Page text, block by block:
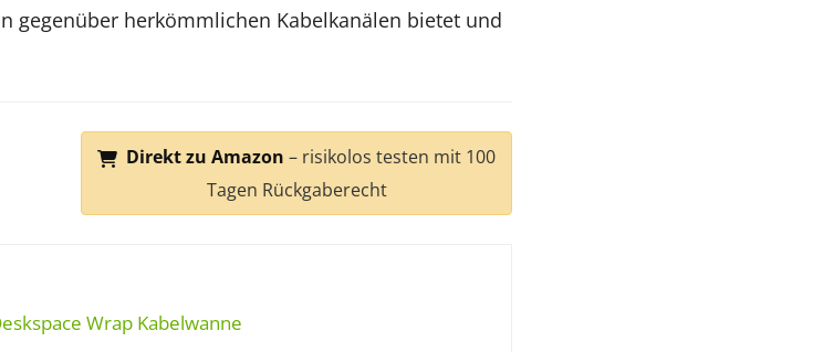
gegenüber herkömmlichen Kabelkanälen bietet und
Direkt zu Amazon – risikolos testen mit 100
Tagen Rückgaberecht
Wrap Kabelwanne